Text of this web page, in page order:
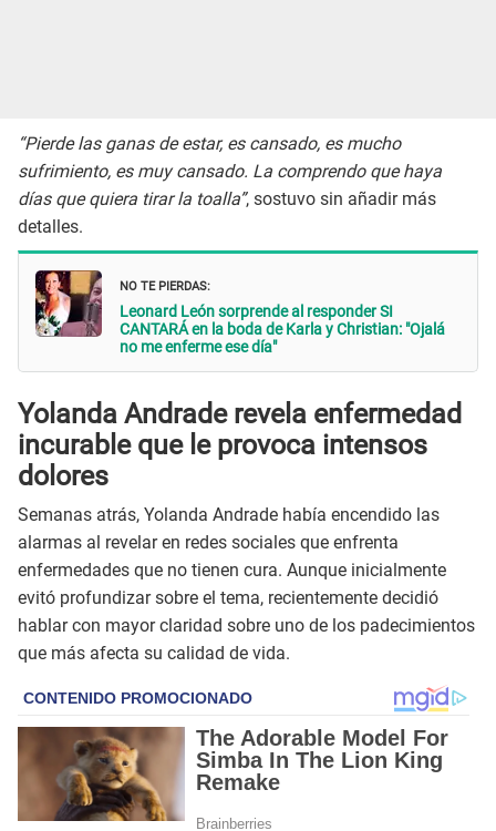
“Pierde las ganas de estar, es cansado, es mucho
sufrimiento, es muy cansado. La comprendo que haya
días que quiera tirar la toalla”, sostuvo sin añadir más
detalles.
NO TE PIERDAS:
Leonard León sorprende al responder SI
CANTARÁ en la boda de Karla y Christian: "Ojalá
no me enferme ese día"
Yolanda Andrade revela enfermedad
incurable que le provoca intensos
dolores
Semanas atrás, Yolanda Andrade había encendido las
alarmas al revelar en redes sociales que enfrenta
enfermedades que no tienen cura. Aunque inicialmente
evitó profundizar sobre el tema, recientemente decidió
hablar con mayor claridad sobre uno de los padecimientos
que más afecta su calidad de vida.